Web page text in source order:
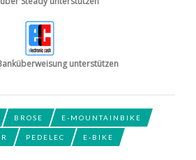
unterstützen
BROSE E-MOUNTAINBIKE
PEDELEC E-BIKE